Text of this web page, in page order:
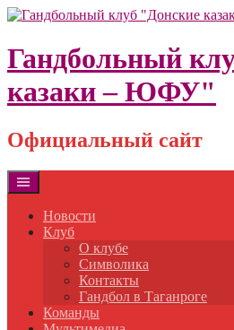
Skip
content
Гандбольный
казаки – ЮФУ"
Официальный сайт
Новости
Клуб
О клубе
Символика
Контакты
Гандбол в Таганроге
Команды